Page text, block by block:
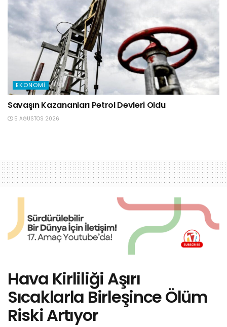
EKONOMI
Savaşın Kazananları Petrol Devleri Oldu
5 AĞUSTOS 2026
Hava Kirliliği Aşırı
Sıcaklarla Birleşince Ölüm
Riski Artıyor